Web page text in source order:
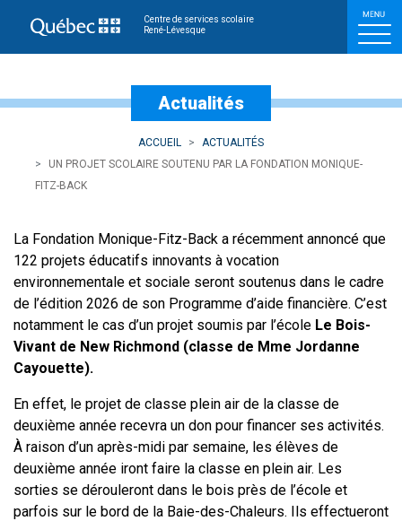
Centre de services scolaire
René-Lévesque
Un projet scolaire
Actualités
ACCUEIL
ACTUALITÉS
UN PROJET SCOLAIRE SOUTENU PAR LA FONDATION MONIQUE-
FITZ-BACK
La Fondation Monique-Fitz-Back a récemment annoncé que
122 projets éducatifs innovants à vocation
environnementale et sociale seront soutenus dans le cadre
de l’édition 2026 de son Programme d’aide financière. C’est
notamment le cas d’un projet soumis par l’école Le Bois-
Vivant de New Richmond (classe de Mme Jordanne
Cayouette).
En effet, le projet de classe plein air de la classe de
deuxième année recevra un don pour financer ses activités.
À raison d’un après-midi par semaine, les élèves de
deuxième année iront faire la classe en plein air. Les
sorties se dérouleront dans le bois près de l’école et
parfois sur le bord de la Baie-des-Chaleurs. Ils effectueront